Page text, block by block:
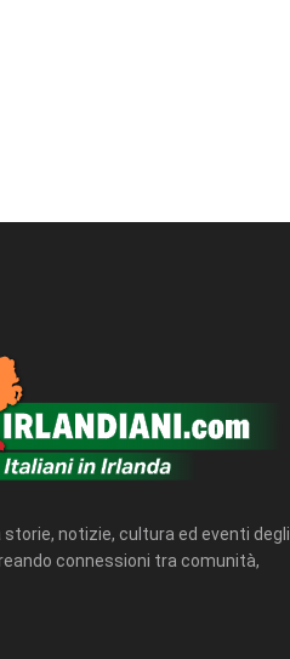
notizie, cultura ed eventi degli
connessioni tra comunità,